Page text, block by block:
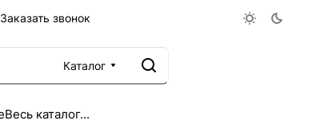
Заказать звонок
Каталог
Весь каталог...